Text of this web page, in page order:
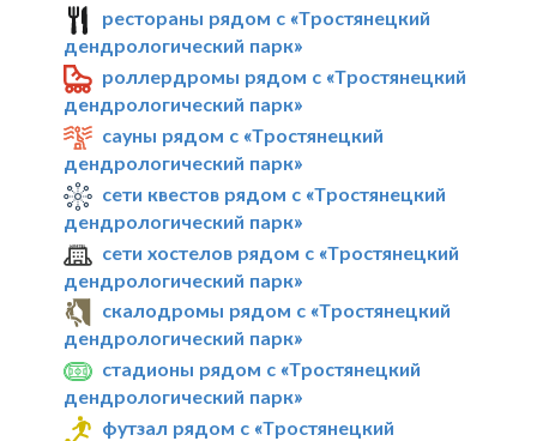
рестораны рядом с «Тростянецкий
дендрологический парк»
роллердромы рядом с «Тростянецкий
дендрологический парк»
сауны рядом с «Тростянецкий
дендрологический парк»
сети квестов рядом с «Тростянецкий
дендрологический парк»
сети хостелов рядом с «Тростянецкий
дендрологический парк»
скалодромы рядом с «Тростянецкий
дендрологический парк»
стадионы рядом с «Тростянецкий
дендрологический парк»
футзал рядом с «Тростянецкий